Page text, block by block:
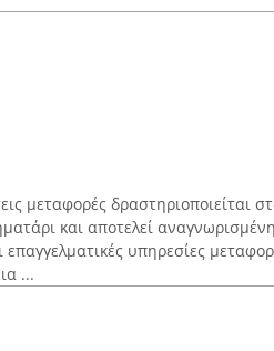
μεταφορές δραστηριοποιείται
και αποτελεί
επαγγελματικές υπηρεσίες
...